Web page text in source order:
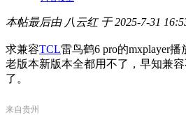
本帖最后由 八云红 于 2025-7-31
求兼容TCL雷鸟鹤6 pro的mxplayer
老版本新版本全都用不了，早知兼
了。
来自贵州